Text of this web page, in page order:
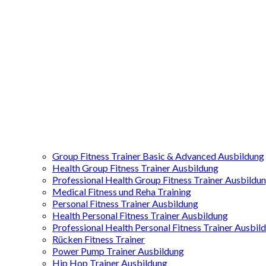
Group Fitness Trainer Basic & Advanced Ausbildung
Health Group Fitness Trainer Ausbildung
Professional Health Group Fitness Trainer
Medical Fitness und Reha Training
Personal Fitness Trainer Ausbildung
Health Personal Fitness Trainer Ausbildung
Professional Health Personal Fitness Trainer
Rücken Fitness Trainer
Power Pump Trainer Ausbildung
Hip Hop Trainer Ausbildung